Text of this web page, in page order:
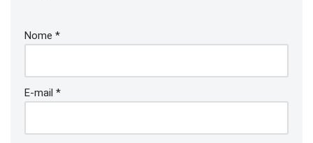
Nome *
E-mail *